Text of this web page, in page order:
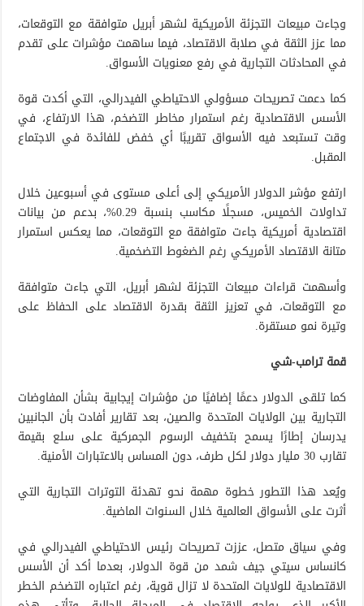
وجاءت مبيعات التجزئة الأمريكية لشهر أبريل متوافقة مع التوقعات،
مما عزز الثقة في صلابة الاقتصاد، فيما ساهمت مؤشرات على تقدم
في المحادثات التجارية في رفع معنويات الأسواق.
كما دعمت تصريحات مسؤولي الاحتياطي الفيدرالي، التي أكدت قوة
الأسس الاقتصادية رغم استمرار مخاطر التضخم، هذا الارتفاع، في
وقت تستبعد فيه الأسواق تقريبًا أي خفض للفائدة في الاجتماع
المقبل.
ارتفع مؤشر الدولار الأمريكي إلى أعلى مستوى في أسبوعين خلال
تداولات الخميس، مسجلًا مكاسب بنسبة 0.29%، بدعم من بيانات
اقتصادية أمريكية جاءت متوافقة مع التوقعات، مما يعكس استمرار
متانة الاقتصاد الأمريكي رغم الضغوط التضخمية.
وأسهمت قراءات مبيعات التجزئة لشهر أبريل، التي جاءت متوافقة
مع التوقعات، في تعزيز الثقة بقدرة الاقتصاد على الحفاظ على
وتيرة نمو مستقرة.
قمة ترامب-شي
كما تلقى الدولار دعمًا إضافيًا من مؤشرات إيجابية بشأن المفاوضات
التجارية بين الولايات المتحدة والصين، بعد تقارير أفادت بأن الجانبين
يدرسان إطارًا يسمح بتخفيف الرسوم الجمركية على سلع بقيمة
تقارب 30 مليار دولار لكل طرف، دون المساس بالاعتبارات الأمنية.
ويُعد هذا التطور خطوة مهمة نحو تهدئة التوترات التجارية التي
أثرت على الأسواق العالمية خلال السنوات الماضية.
وفي سياق متصل، عززت تصريحات رئيس الاحتياطي الفيدرالي في
كانساس سيتي جيف شمد من قوة الدولار، بعدما أكد أن الأسس
الاقتصادية للولايات المتحدة لا تزال قوية، رغم اعتباره التضخم الخطر